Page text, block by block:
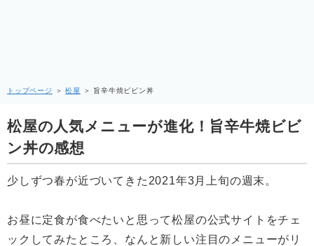
トップページ ＞松屋 ＞ 旨辛牛焼ビビン丼
松屋の人気メニューが進化！旨辛牛焼ビビ
ン丼の感想
少しずつ春が近づいてきた2021年3月上旬の週末。
お昼に定食が食べたいと思って松屋の公式サイトをチェ
ックしてみたところ、なんと新しい注目のメニューがリ